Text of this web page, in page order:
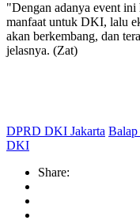
"Dengan adanya event ini
manfaat untuk DKI, lalu
akan berkembang, dan
jelasnya. (Zat)
DPRD DKI Jakarta
DKI
Share: